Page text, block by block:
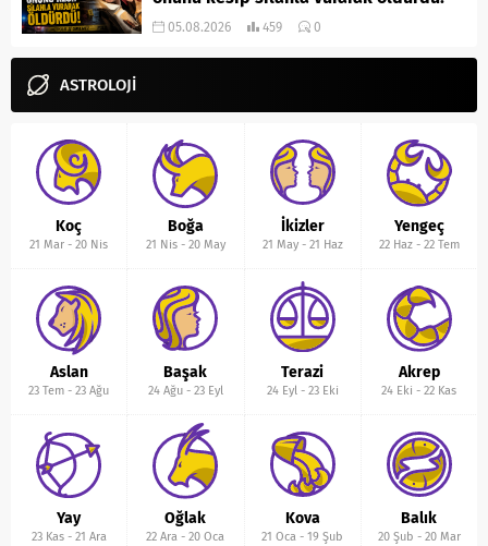
05.08.2026 459 0
ASTROLOJİ
Koç
21 Mar -20 Nis
Boğa
21 Nis- 20 May
İkizler
21 May- 21 Haz
Yengeç
22 Haz- 22 Tem
Aslan
23 Tem -23 Ağu
Başak
24 Ağu- 23 Eyl
Terazi
24 Eyl- 23 Eki
Akrep
24 Eki -22 Kas
Yay
23 Kas- 21 Ara
Oğlak
22 Ara -20 Oca
Kova
21 Oca -19 Şub
Balık
20 Şub - 20 Mar